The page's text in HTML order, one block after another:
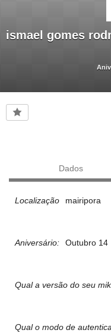
ismael gomes
Dados
Localização mairipora
Aniversário: Outubro 14
Qual a versão do seu
Qual o modo de